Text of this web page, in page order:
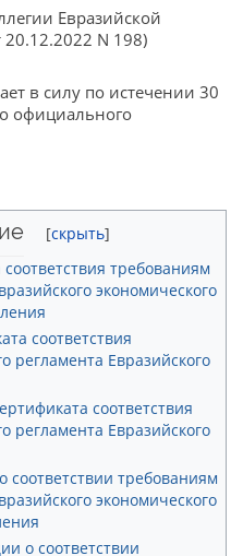
Евразийской
N 198)
в силу по истечении 30
официального
требованиям
экономического
соответствия
регламента Евразийского
соответствия
регламента Евразийского
требованиям
экономического
о соответствии